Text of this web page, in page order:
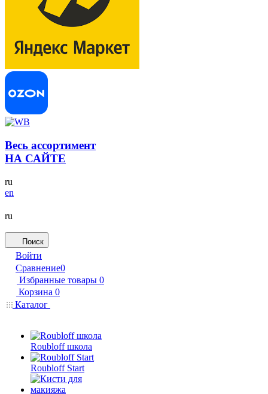
Весь ассортимент
НА САЙТЕ
ru
en
ru
Поиск
Войти
Сравнение0
Избранные товары 0
Корзина 0
Каталог
Roubloff школа
Roubloff Start